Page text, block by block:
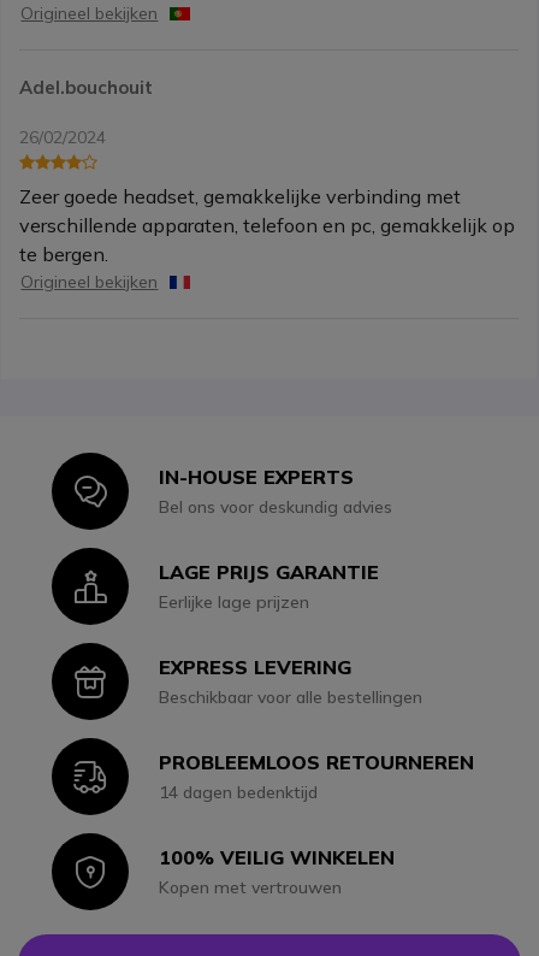
Origineel bekijken
Adel.bouchouit
26/02/2024
Zeer goede headset, gemakkelijke verbinding met
verschillende apparaten, telefoon en pc, gemakkelijk op
te bergen.
Origineel bekijken
IconIN-HOUSE EXPERTS
Bel ons voor deskundig advies
IconLAGE PRIJS GARANTIE
Eerlijke lage prijzen
IconEXPRESS LEVERING
Beschikbaar voor alle bestellingen
IconPROBLEEMLOOS RETOURNEREN
14 dagen bedenktijd
Icon100% VEILIG WINKELEN
Kopen met vertrouwen